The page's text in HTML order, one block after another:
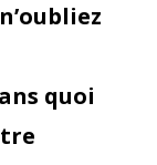
n’oubliez
quoi